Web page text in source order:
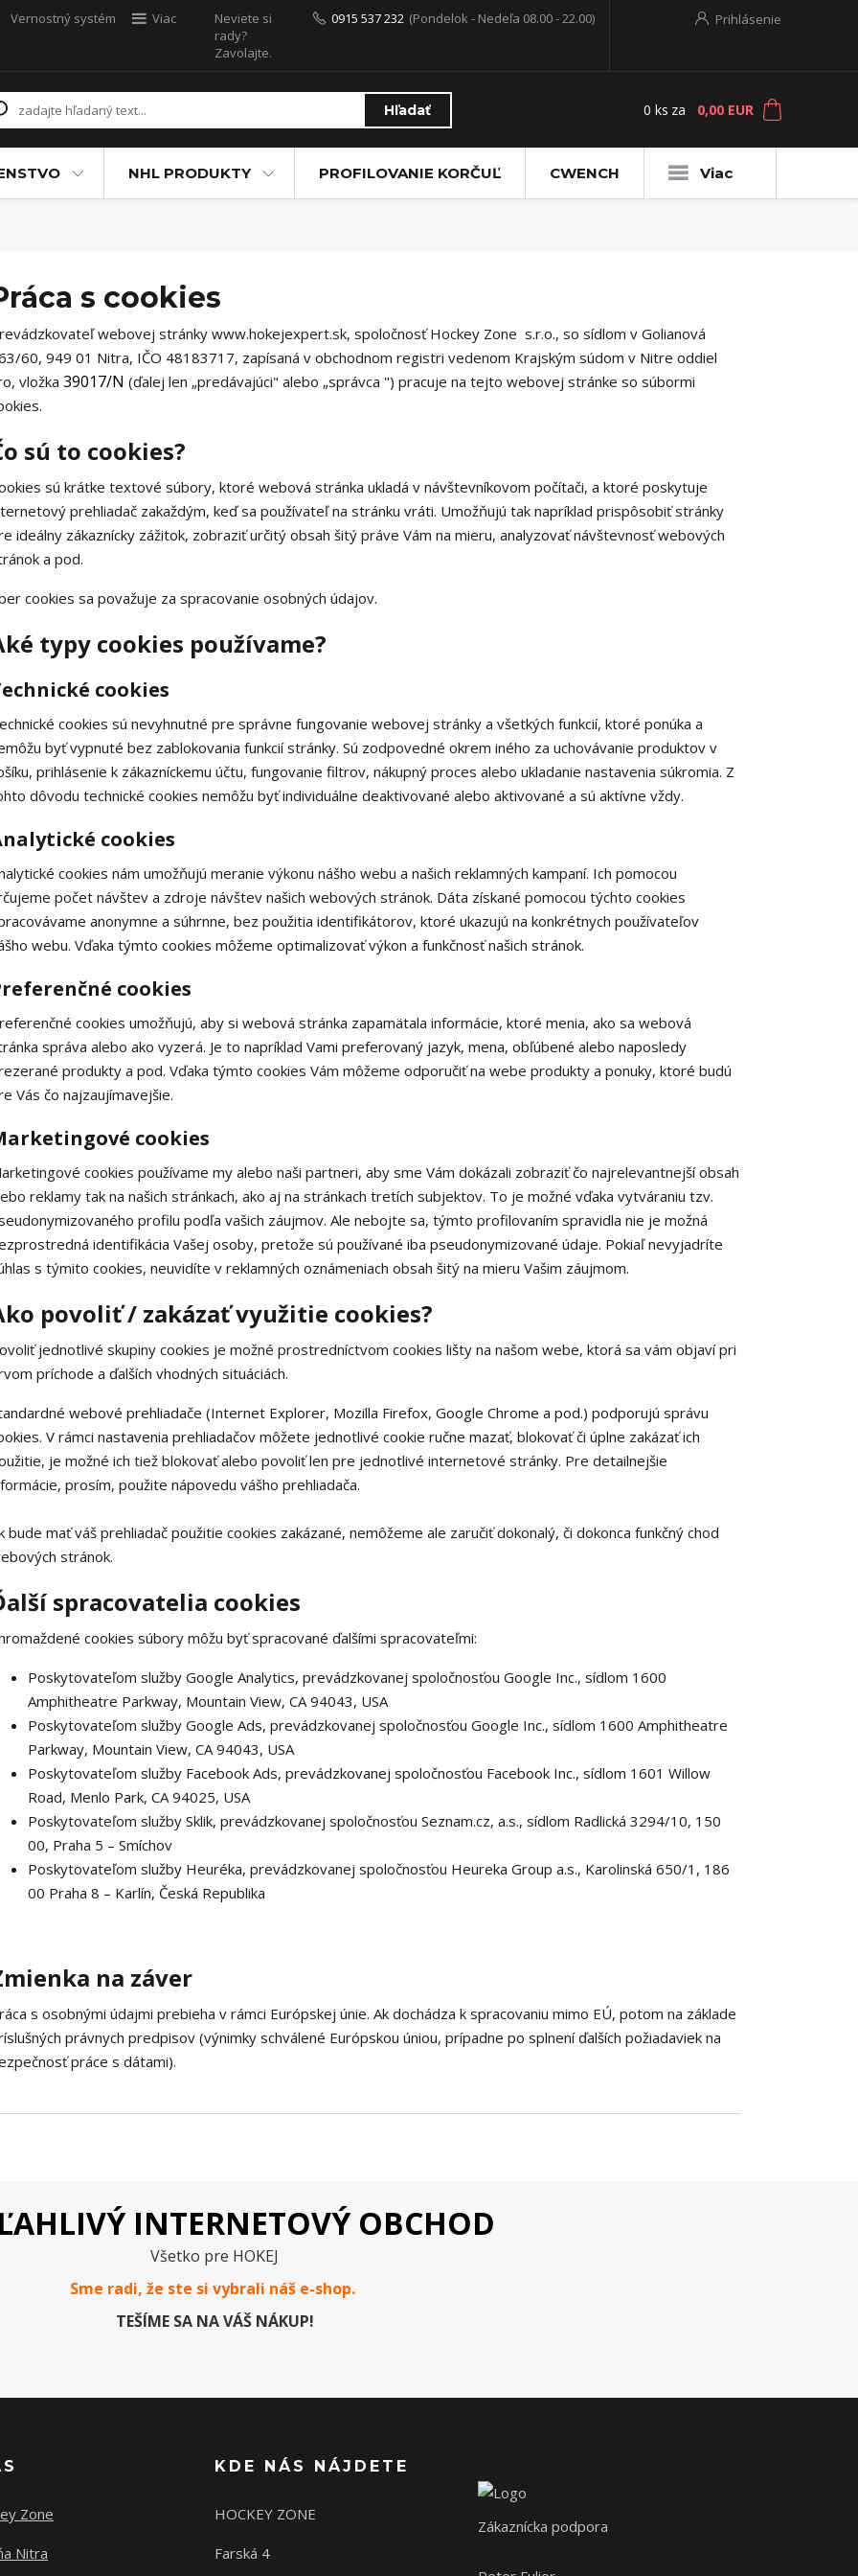
Vernostný systém Viac Prihlásenie
Hľadať
Neviete si
rady?
Zavolajte.
0915 537 232 (Pondelok - Nedeľa 08.00 - 22.00)
0 ks za 0,00 EUR
NHL PRODUKTY PROFILOVANIE KORČUĽ CWENCH Viac
s cookies
webovej stránkywww.hokejexpert.sk, spoločnosť Hockey Zone s.r.o., so sídlom v Golianová
60, 949 01 Nitra, IČO 48183717, zapísaná v obchodnom registri vedenom Krajským súdom v Nitre oddiel
vložka 39017/N (ďalej len „predávajúci" alebo „správca ") pracuje na tejto webovej stránke so súbormi
sú to cookies?
sú krátke textové súbory, ktoré webová stránka ukladá v návštevníkovom počítači, a ktoré poskytuje
prehliadač zakaždým, keď sa používateľ na stránku vráti. Umožňujú tak napríklad prispôsobiť stránky
ideálny zákaznícky zážitok, zobraziť určitý obsah šitý práve Vám na mieru, analyzovať návštevnosť webových
a pod.
cookies sa považuje za spracovanie osobných údajov.
typy cookies používame?
cookies
cookies sú nevyhnutné pre správne fungovanie webovej stránky a všetkých funkcií, ktoré ponúka a
byť vypnuté bez zablokovania funkcií stránky. Sú zodpovedné okrem iného za uchovávanie produktov v
prihlásenie k zákazníckemu účtu, fungovanie filtrov, nákupný proces alebo ukladanie nastavenia súkromia. Z
dôvodu technické cookies nemôžu byť individuálne deaktivované alebo aktivované a sú aktívne vždy.
cookies
cookies nám umožňujú meranie výkonu nášho webu a našich reklamných kampaní. Ich pomocou
počet návštev a zdroje návštev našich webových stránok. Dáta získané pomocou týchto cookies
anonymne a súhrnne, bez použitia identifikátorov, ktoré ukazujú na konkrétnych používateľov
webu. Vďaka týmto cookies môžeme optimalizovať výkon a funkčnosť našich stránok.
cookies
cookies umožňujú, aby si webová stránka zapamätala informácie, ktoré menia, ako sa webová
správa alebo ako vyzerá. Je to napríklad Vami preferovaný jazyk, mena, obľúbené alebo naposledy
produkty a pod. Vďaka týmto cookies Vám môžeme odporučiť na webe produkty a ponuky, ktoré budú
Vás čo najzaujímavejšie.
cookies
cookies používame my alebo naši partneri, aby sme Vám dokázali zobraziť čo najrelevantnejší obsah
reklamy tak na našich stránkach, ako aj na stránkach tretích subjektov. To je možné vďaka vytváraniu tzv.
profilu podľa vašich záujmov. Ale nebojte sa, týmto profilovaním spravidla nie je možná
identifikácia Vašej osoby, pretože sú používané iba pseudonymizované údaje. Pokiaľ nevyjadríte
s týmito cookies, neuvidíte v reklamných oznámeniach obsah šitý na mieru Vašim záujmom.
povoliť / zakázať využitie cookies?
jednotlivé skupiny cookies je možné prostredníctvom cookies lišty na našom webe, ktorá sa vám objaví pri
príchode a ďalších vhodných situáciách.
webové prehliadače (Internet Explorer, Mozilla Firefox, Google Chrome a pod.) podporujú správu
V rámci nastavenia prehliadačov môžete jednotlivé cookie ručne mazať, blokovať či úplne zakázať ich
je možné ich tiež blokovať alebo povoliť len pre jednotlivé internetové stránky. Pre detailnejšie
prosím, použite nápovedu vášho prehliadača.
bude mať váš prehliadač použitie cookies zakázané, nemôžeme ale zaručiť dokonalý, či dokonca funkčný chod
stránok.
spracovatelia cookies
cookies súbory môžu byť spracované ďalšími spracovateľmi:
Poskytovateľom služby Google Analytics, prevádzkovanej spoločnosťou Google Inc., sídlom 1600
Amphitheatre Parkway, Mountain View, CA 94043, USA
Poskytovateľom služby Google Ads, prevádzkovanej spoločnosťou Google Inc., sídlom 1600 Amphitheatre
Parkway, Mountain View, CA 94043, USA
Poskytovateľom služby Facebook Ads, prevádzkovanej spoločnosťou Facebook Inc., sídlom 1601 Willow
Road, Menlo Park, CA 94025, USA
Poskytovateľom služby Sklik, prevádzkovanej spoločnosťou Seznam.cz, a.s., sídlom Radlická 3294/10, 150
00, Praha 5 – Smíchov
Poskytovateľom služby Heuréka, prevádzkovanej spoločnosťou Heureka Group a.s., Karolinská 650/1, 186
00 Praha 8 – Karlín, Česká Republika
na záver
s osobnými údajmi prebieha v rámci Európskej únie. Ak dochádza k spracovaniu mimo EÚ, potom na základe
právnych predpisov (výnimky schválené Európskou úniou, prípadne po splnení ďalších požiadaviek na
práce s dátami).
INTERNETOVÝ OBCHOD
Všetko pre HOKEJ
Sme radi, že ste si vybrali náš e-shop.
TEŠÍME SA NA VÁŠ NÁKUP!
Zone
Nitra
KDE NÁS NÁJDETE
HOCKEY ZONE
Farská 4
Zákaznícka podpora